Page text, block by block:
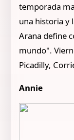
temporada
una historia y
Arana define
mundo".
Picadilly,
Annie